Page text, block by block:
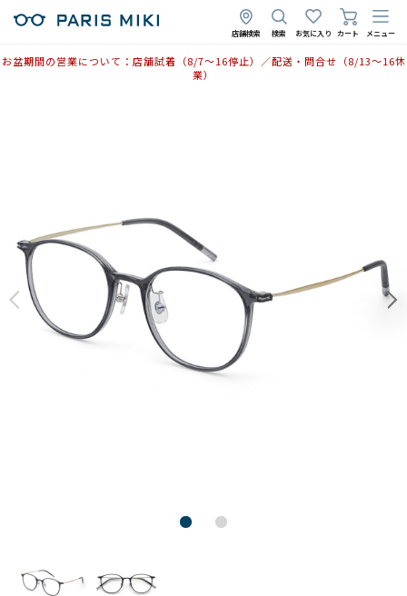
店舗検索 検索 お気に入り カート メニュー
お盆期間の営業について：店舗試着（8/7〜16停止）／配送・問合せ（8/13〜16休
業）